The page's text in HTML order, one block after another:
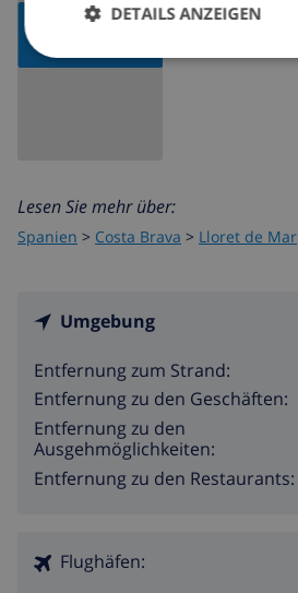
KARTE
Lesen Sie mehr über:
Spanien > Costa Brava > Lloret de Mar
Umgebung
Entfernung zum Strand:
Entfernung zu den Geschäften:
Entfernung zu den
Ausgehmöglichkeiten:
Entfernung zu den Restaurants:
Flughäfen:
DETAILS ANZEIGEN